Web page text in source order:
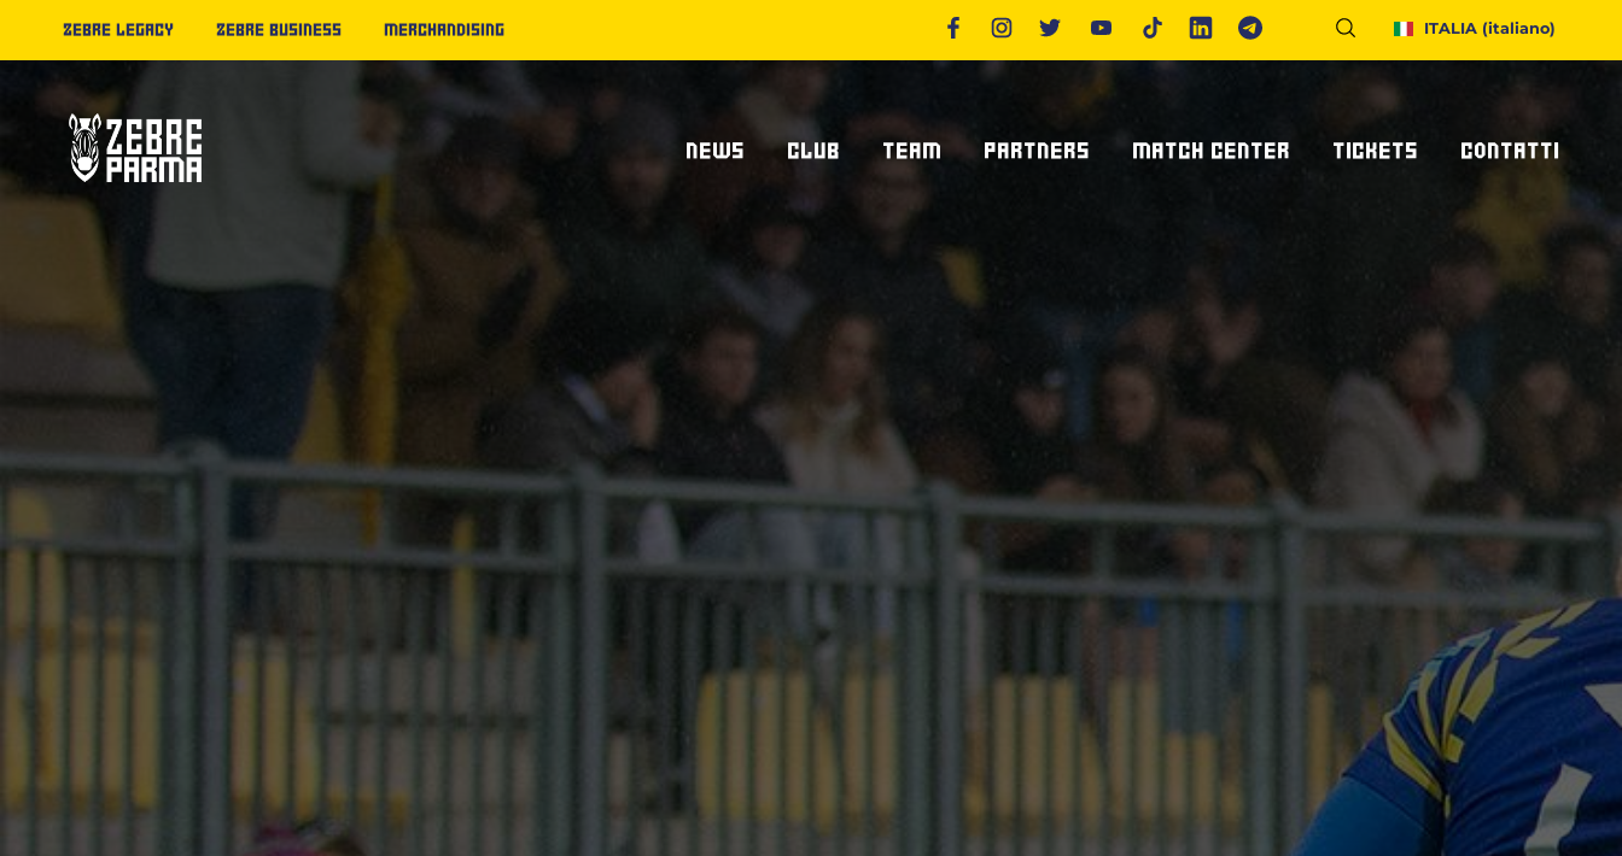
ZEBRE LEGACY ZEBRE BUSINESS MERCHANDISING ITALIA (italiano)
NEWS
News Zebre Parma
CLUB
Chi Siamo
Stadio Lanfranchi
Volontari
TEAM
Giocatori
Staff Tecnico
PARTNERS
Partners
MATCH CENTER TICKETS CONTATTI
Richiedi Info
Come Raggiungerci
Alloggiare A Parma